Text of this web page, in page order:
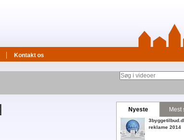
Kontakt os
Nyeste Mest
reklame 2014